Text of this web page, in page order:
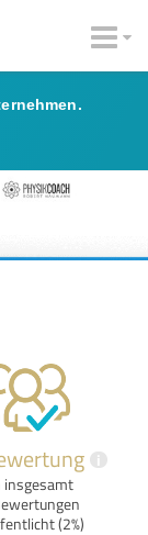
i
insgesamt
(2%)